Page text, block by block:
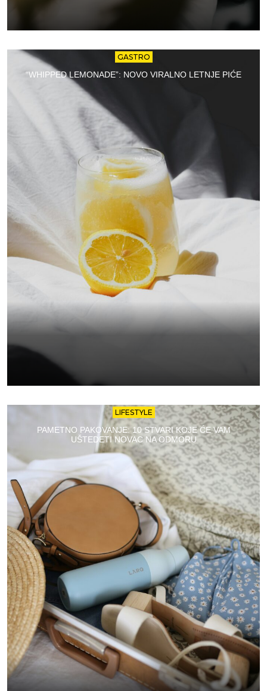
GASTRO
“WHIPPED LEMONADE”: NOVO VIRALNO LETNJE PIĆE
LIFESTYLE
PAMETNO PAKOVANJE: 10 STVARI KOJE ĆE VAM
UŠTEDETI NOVAC NA ODMORU